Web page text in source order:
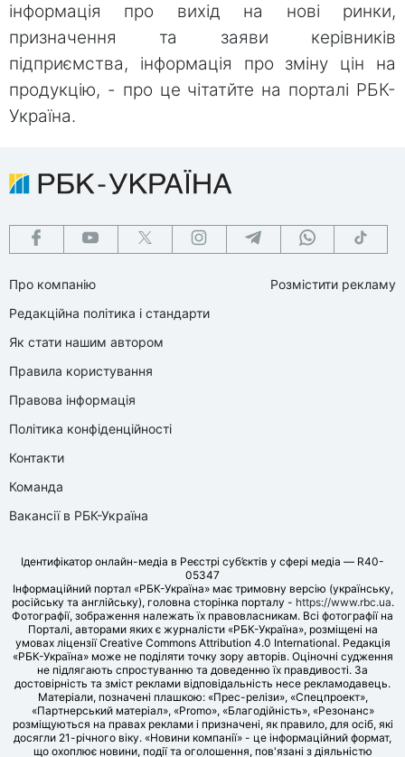
інформація про вихід на нові ринки,
призначення та заяви керівників
підприємства, інформація про зміну цін на
продукцію, - про це чітатйте на порталі РБК-
Україна.
Про компанію
Редакційна політика і стандарти
Як стати нашим автором
Правила користування
Правова інформація
Політика конфіденційності
Контакти
Команда
Вакансії в РБК-Україна
Розмістити рекламу
Ідентифікатор онлайн-медіа в Реєстрі суб’єктів у сфері медіа — R40-
05347
Інформаційний портал «РБК-Україна» має тримовну версію (українську,
російську та англійську), головна сторінка порталу - https://www.rbc.ua.
Фотографії, зображення належать їх правовласникам. Всі фотографії на
Порталі, авторами яких є журналісти «РБК-Україна», розміщені на
умовах ліцензії Creative Commons Attribution 4.0 International. Редакція
«РБК-Україна» може не поділяти точку зору авторів. Оціночні судження
не підлягають спростуванню та доведенню їх правдивості. За
достовірність та зміст реклами відповідальність несе рекламодавець.
Матеріали, позначені плашкою: «Прес-релізи», «Спецпроект»,
«Партнерський матеріал», «Promo», «Благодійність», «Резонанс»
розміщуються на правах реклами і призначені, як правило, для осіб, які
досягли 21-річного віку. «Новини компанії» - це інформаційний формат,
що охоплює новини, події та оголошення, пов'язані з діяльністю